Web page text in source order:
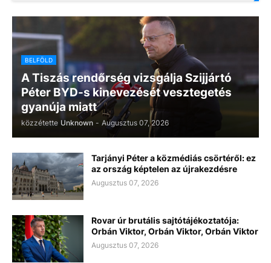
BELFÖLD
A Tiszás rendőrség vizsgálja Szijjártó
Péter BYD-s kinevezését vesztegetés
gyanúja miatt
közzétette Unknown - Augusztus 07, 2026
Tarjányi Péter a közmédiás csörtéről: ez
az ország képtelen az újrakezdésre
Augusztus 07, 2026
Rovar úr brutális sajtótájékoztatója:
Orbán Viktor, Orbán Viktor, Orbán Viktor
Augusztus 07, 2026